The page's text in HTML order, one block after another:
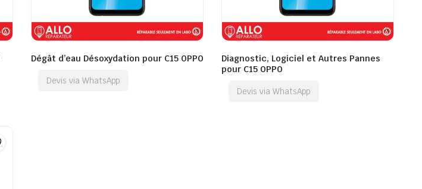
Dégât d’eau Désoxydation pour C15 OPPO
Devis via WhatsApp
Diagnostic, Logiciel et Autres Pannes
pour C15 OPPO
Devis via WhatsApp